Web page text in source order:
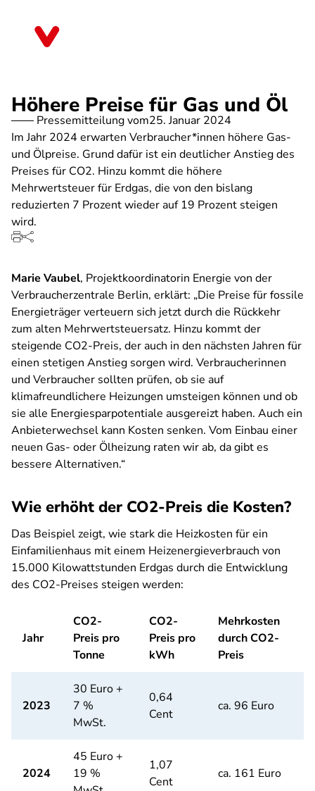
Höhere Preise für Gas und Öl
Pressemitteilung vom25. Januar 2024
Im Jahr 2024 erwarten Verbraucher*innen höhere Gas-
und Ölpreise. Grund dafür ist ein deutlicher Anstieg des
Preises für CO2. Hinzu kommt die höhere
Mehrwertsteuer für Erdgas, die von den bislang
reduzierten 7 Prozent wieder auf 19 Prozent steigen
wird.
Marie Vaubel, Projektkoordinatorin Energie von der
Verbraucherzentrale Berlin, erklärt: „Die Preise für fossile
Energieträger verteuern sich jetzt durch die Rückkehr
zum alten Mehrwertsteuersatz. Hinzu kommt der
steigende CO2-Preis, der auch in den nächsten Jahren für
einen stetigen Anstieg sorgen wird. Verbraucherinnen
und Verbraucher sollten prüfen, ob sie auf
klimafreundlichere Heizungen umsteigen können und ob
sie alle Energiesparpotentiale ausgereizt haben. Auch ein
Anbieterwechsel kann Kosten senken. Vom Einbau einer
neuen Gas- oder Ölheizung raten wir ab, da gibt es
bessere Alternativen.“
Wie erhöht der CO2-Preis die Kosten?
Das Beispiel zeigt, wie stark die Heizkosten für ein
Einfamilienhaus mit einem Heizenergieverbrauch von
15.000 Kilowattstunden Erdgas durch die Entwicklung
des CO2-Preises steigen werden:
Jahr
CO2-
Preis pro
Tonne
CO2-
Preis pro
kWh
Mehrkosten
durch CO2-
Preis
2023
30 Euro +
7 %
MwSt.
0,64
Cent
ca. 96 Euro
2024
45 Euro +
19 %
1,07
Cent
ca. 161 Euro